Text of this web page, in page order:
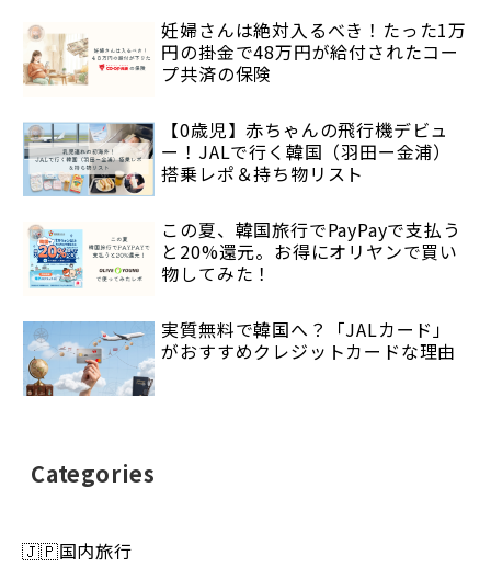
妊婦さんは絶対入るべき！たった1万
円の掛金で48万円が給付されたコー
プ共済の保険
【0歳児】赤ちゃんの飛行機デビュ
ー！JALで行く韓国（羽田ー金浦）
搭乗レポ＆持ち物リスト
この夏、韓国旅行でPayPayで支払う
と20%還元。お得にオリヤンで買い
物してみた！
実質無料で韓国へ？「JALカード」
がおすすめクレジットカードな理由
Categories
🇯🇵国内旅行